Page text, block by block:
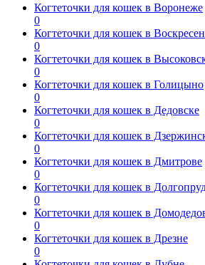
Когтеточки для кошек в Воронеже
0
Когтеточки для кошек в
0
Когтеточки для кошек в
0
Когтеточки для кошек в Голицыно
0
Когтеточки для кошек в Дедовске
0
Когтеточки для кошек в
0
Когтеточки для кошек в Дмитрове
0
Когтеточки для кошек в
0
Когтеточки для кошек в
0
Когтеточки для кошек в Дрезне
0